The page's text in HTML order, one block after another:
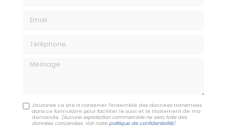
Message
J'autorise ce site à conserver l'ensemble des données transmises
dans ce formulaire pour faciliter le suivi et le traitement de ma
demande. (Aucune exploitation commerciale ne sera faite des
données concervées. Voir notrepolitique de confidentialité)